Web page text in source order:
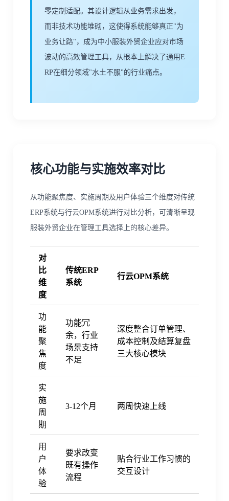
零定制适配。其设计逻辑从业务需求出发，
而非技术功能堆砌，这使得系统能够真正"为
业务让路"，成为中小服装外贸企业应对市场
波动的高效管理工具，从根本上解决了通用E
RP在细分领域"水土不服"的行业痛点。
核心功能与实施效率对比
从功能聚焦度、实施周期及用户体验三个维度对传统
ERP系统与行云OPM系统进行对比分析，可清晰呈现
服装外贸企业在管理工具选择上的核心差异。
对
比
维
度
传统ERP
系统
行云OPM系统
功
能
聚
焦
度
功能冗
余，行业
场景支持
不足
深度整合订单管理、
成本控制及结算复盘
三大核心模块
实
施
周
期
3-12个月 两周快速上线
用
户
体
验
要求改变
既有操作
流程
贴合行业工作习惯的
交互设计